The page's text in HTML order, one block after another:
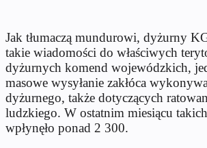
Jak tłumaczą mundurowi, dyżurny
takie wiadomości do właściwych
dyżurnych komend wojewódzkich,
masowe wysyłanie zakłóca
dyżurnego, także dotyczących
ludzkiego. W ostatnim miesiącu
wpłynęło ponad 2 300.